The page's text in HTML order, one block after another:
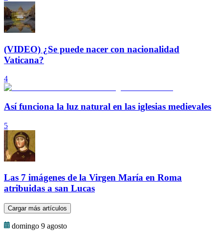
(VIDEO) ¿Se puede nacer con nacionalidad
Vaticana?
4
Así funciona la luz natural en las iglesias medievales
5
Las 7 imágenes de la Virgen María en Roma
atribuidas a san Lucas
Cargar más artículos
domingo 9 agosto